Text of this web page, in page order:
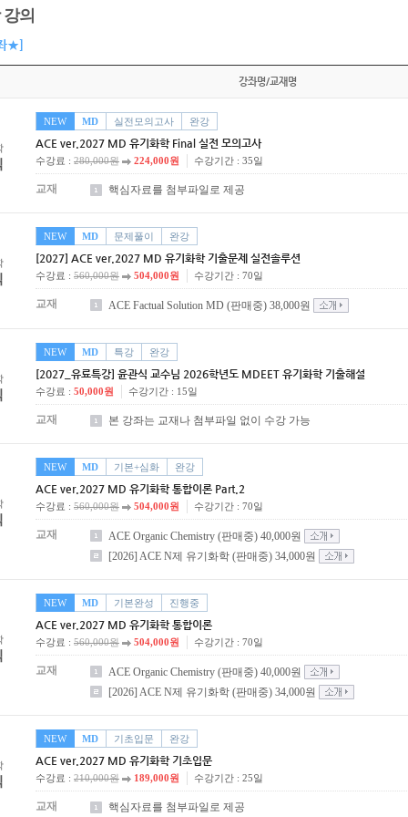
의
★]
강좌명/교재명
NEW MD 실전모의고사 완강
ACE ver.2027 MD 유기화학 Final 실전 모의고사
수강료 : 280,000원 224,000원 수강기간 : 35일
교재 핵심자료를 첨부파일로 제공
NEW MD 문제풀이 완강
[2027] ACE ver.2027 MD 유기화학 기출문제 실전솔루션
수강료 : 560,000원 504,000원 수강기간 : 70일
교재 ACE Factual Solution MD (판매중) 38,000원
NEW MD 특강 완강
[2027_유료특강] 윤관식 교수님 2026학년도 MDEET 유기화학 기출해설
수강료 : 50,000원 수강기간 : 15일
교재 본 강좌는 교재나 첨부파일 없이 수강 가능
NEW MD 기본+심화 완강
ACE ver.2027 MD 유기화학 통합이론 Part.2
수강료 : 560,000원 504,000원 수강기간 : 70일
교재
ACE Organic Chemistry (판매중) 40,000원
[2026] ACE N제 유기화학 (판매중) 34,000원
NEW MD 기본완성 진행중
ACE ver.2027 MD 유기화학 통합이론
수강료 : 560,000원 504,000원 수강기간 : 70일
교재
ACE Organic Chemistry (판매중) 40,000원
[2026] ACE N제 유기화학 (판매중) 34,000원
NEW MD 기초입문 완강
ACE ver.2027 MD 유기화학 기초입문
수강료 : 210,000원 189,000원 수강기간 : 25일
교재 핵심자료를 첨부파일로 제공